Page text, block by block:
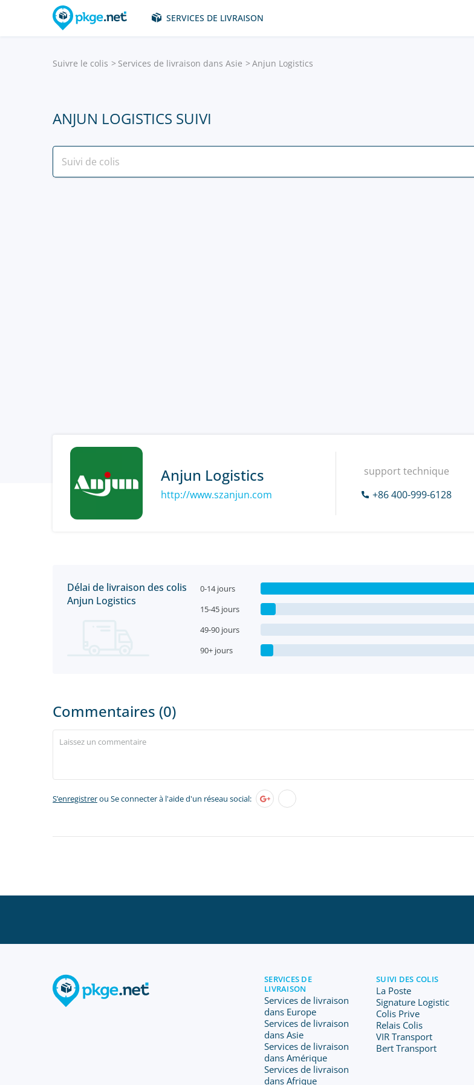
SERVICES DE LIVRAISON
Suivre le colis Services de livraison dans Asie Anjun Logistics
ANJUN LOGISTICS SUIVI
Anjun Logistics
http://www.szanjun.com
support technique
+86 400-999-6128
Délai de livraison des colis
Anjun Logistics
0-14 jours
15-45 jours
49-90 jours
90+ jours
Commentaires (0)
S’enregistrerou Se connecter à l'aide d'un réseau social:
SERVICES DE
LIVRAISON
Services de livraison
dans Europe
Services de livraison
dans Asie
Services de livraison
dans Amérique
Services de livraison
dans Afrique
SUIVI DES COLIS
La Poste
Signature Logistic
Colis Prive
Relais Colis
VIR Transport
Bert Transport